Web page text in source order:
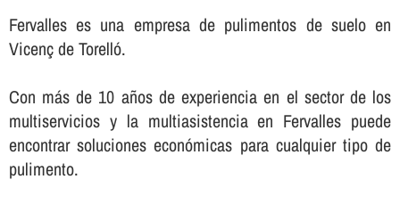
Fervalles es una empresa de pulimentos de suelo en
Vicenç de Torelló.
Con más de 10 años de experiencia en el sector de los
multiservicios y la multiasistencia en Fervalles puede
encontrar soluciones económicas para cualquier tipo de
pulimento.